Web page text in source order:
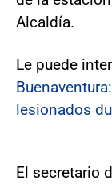
Alcaldía.
Le puede
lesionados
El secretario